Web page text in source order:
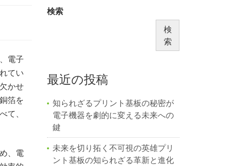
電子
てい
かせ
箔を
て、
、電
検索
検
索
最近の投稿
知られざるプリント基板の秘密が
電子機器を劇的に変える未来への
鍵
未来を切り拓く不可視の英雄プリ
ント基板の知られざる革新と進化